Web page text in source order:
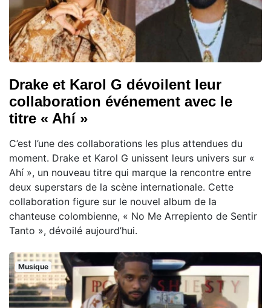
Drake et Karol G dévoilent leur
collaboration événement avec le
titre « Ahí »
C’est l’une des collaborations les plus attendues du
moment. Drake et Karol G unissent leurs univers sur «
Ahí », un nouveau titre qui marque la rencontre entre
deux superstars de la scène internationale. Cette
collaboration figure sur le nouvel album de la
chanteuse colombienne, « No Me Arrepiento de Sentir
Tanto », dévoilé aujourd’hui.
Musique